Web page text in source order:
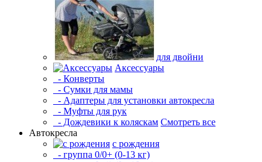
для двойни
Аксессуары
- Конверты
- Сумки для мамы
- Адаптеры для установки автокресла
- Муфты для рук
- Дождевики к коляскам Смотреть все
Автокресла
с рождения
- группа 0/0+ (0-13 кг)